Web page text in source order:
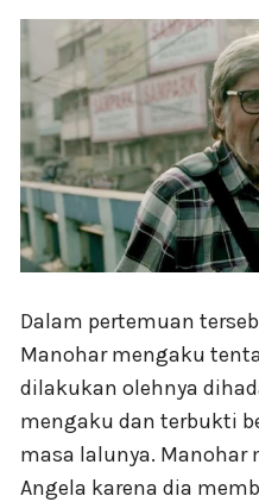
Dalam pertemuan
Manohar mengaku
dilakukan olehnya
mengaku dan terbukti
masa lalunya.
Angela karena dia